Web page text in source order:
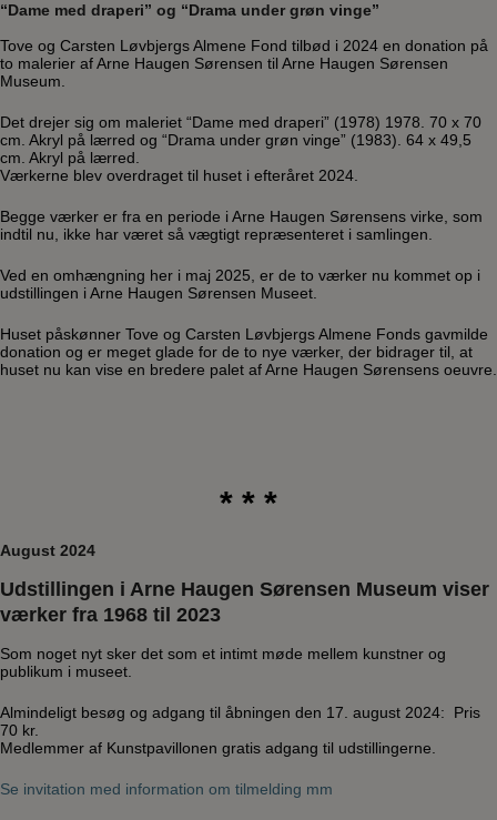
“Dame med draperi” og “Drama under grøn vinge”
Tove og Carsten Løvbjergs Almene Fond tilbød i 2024 en donation på
to malerier af Arne Haugen Sørensen til Arne Haugen Sørensen
Museum.
Det drejer sig om maleriet “Dame med draperi” (1978) 1978. 70 x 70
cm. Akryl på lærred og “Drama under grøn vinge” (1983). 64 x 49,5
cm. Akryl på lærred.
Værkerne blev overdraget til huset i efteråret 2024.
Begge værker er fra en periode i Arne Haugen Sørensens virke, som
indtil nu, ikke har været så vægtigt repræsenteret i samlingen.
Ved en omhængning her i maj 2025, er de to værker nu kommet op i
udstillingen i Arne Haugen Sørensen Museet.
Huset påskønner Tove og Carsten Løvbjergs Almene Fonds gavmilde
donation og er meget glade for de to nye værker, der bidrager til, at
huset nu kan vise en bredere palet af Arne Haugen Sørensens oeuvre.
* * *
August 2024
Udstillingen i Arne Haugen Sørensen Museum viser
værker fra 1968 til 2023
Som noget nyt sker det som et intimt møde mellem kunstner og
publikum i museet.
Almindeligt besøg og adgang til åbningen den 17. august 2024: Pris
70 kr.
Medlemmer af Kunstpavillonen gratis adgang til udstillingerne.
Se invitation med information om tilmelding mm